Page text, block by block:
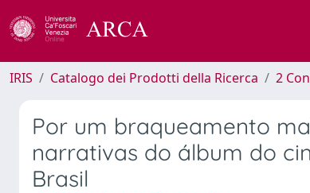
IRIS Catalogo dei Prodotti della Ricerca 2
Por um braqueamento
narrativas do álbum do
Brasil